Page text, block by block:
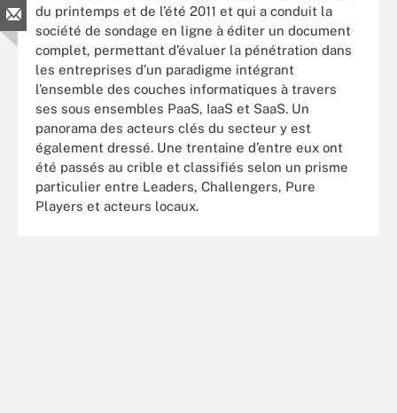
du printemps et de l’été 2011 et qui a conduit la
société de sondage en ligne à éditer un document
complet, permettant d’évaluer la pénétration dans
les entreprises d’un paradigme intégrant
l’ensemble des couches informatiques à travers
ses sous ensembles PaaS, IaaS et SaaS. Un
panorama des acteurs clés du secteur y est
également dressé. Une trentaine d’entre eux ont
été passés au crible et classifiés selon un prisme
particulier entre Leaders, Challengers, Pure
Players et acteurs locaux.